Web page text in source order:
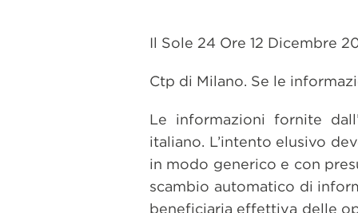
Il Sole 24 Ore 12 Dicembre
Ctp di Milano. Se le
Le informazioni fornite
italiano. L’intento elusivo
in modo generico e con
scambio automatico di
beneficiaria effettiva delle